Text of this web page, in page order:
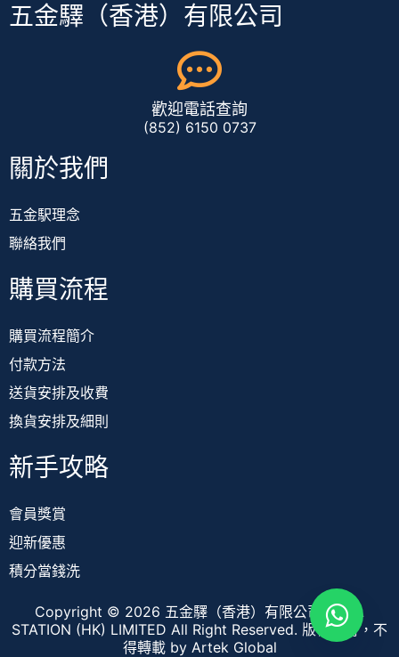
五金驛（香港）有限公司
歡迎電話查詢
(852) 6150 0737
關於我們
五金駅理念
聯絡我們
購買流程
購買流程簡介
付款方法
送貨安排及收費
換貨安排及細則
新手攻略
會員獎賞
迎新優惠
積分當錢洗
Copyright © 2026 五金驛（香港）有限公司 TOOL
STATION (HK) LIMITED All Right Reserved. 版權所有，不
得轉載 by Artek Global